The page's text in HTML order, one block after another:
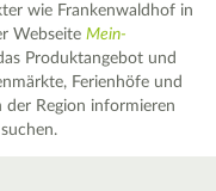
wie Frankenwaldhof in
WebseiteMein-
Produktangebot und
Ferienhöfe und
Region informieren